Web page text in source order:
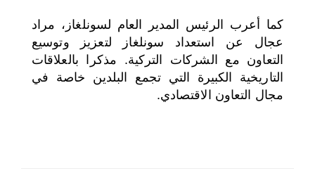
كما أعرب الرئيس المدير العام لسونلغاز، مراد
عجال عن استعداد سونلغاز لتعزيز وتوسيع
التعاون مع الشركات التركية. مذكرا بالعلاقات
التاريخية الكبيرة التي تجمع البلدين خاصة في
مجال التعاون الاقتصادي.